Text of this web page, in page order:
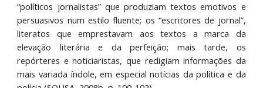
“políticos jornalistas” que produziam textos emotivos e
persuasivos num estilo fluente; os “escritores de jornal”,
literatos que emprestavam aos textos a marca da
elevação literária e da perfeição; mais tarde, os
repórteres e noticiaristas, que redigiam informações da
mais variada índole, em especial notícias da política e da